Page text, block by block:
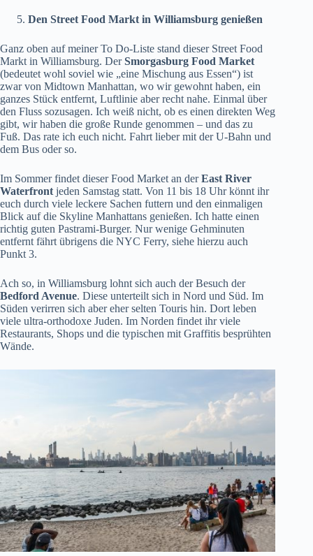
Den Street Food Markt in Williamsburg genießen
Ganz oben auf meiner To Do-Liste stand dieser Street Food
Markt in Williamsburg. DerSmorgasburg Food Market
(bedeutet wohl soviel wie „eine Mischung aus Essen“) ist
zwar von Midtown Manhattan, wo wir gewohnt haben, ein
ganzes Stück entfernt, Luftlinie aber recht nahe. Einmal über
den Fluss sozusagen. Ich weiß nicht, ob es einen direkten Weg
gibt, wir haben die große Runde genommen – und das zu
Fuß. Das rate ich euch nicht. Fahrt lieber mit der U-Bahn und
dem Bus oder so.
Im Sommer findet dieser Food Market an derEast River
Waterfront jeden Samstag statt. Von 11 bis 18 Uhr könnt ihr
euch durch viele leckere Sachen futtern und den einmaligen
Blick auf die Skyline Manhattans genießen. Ich hatte einen
richtig guten Pastrami-Burger. Nur wenige Gehminuten
entfernt fährt übrigens die NYC Ferry, siehe hierzu auch
Punkt 3.
Ach so, in Williamsburg lohnt sich auch der Besuch der
Bedford Avenue. Diese unterteilt sich in Nord und Süd. Im
Süden verirren sich aber eher selten Touris hin. Dort leben
viele ultra-orthodoxe Juden. Im Norden findet ihr viele
Restaurants, Shops und die typischen mit Graffitis besprühten
Wände.